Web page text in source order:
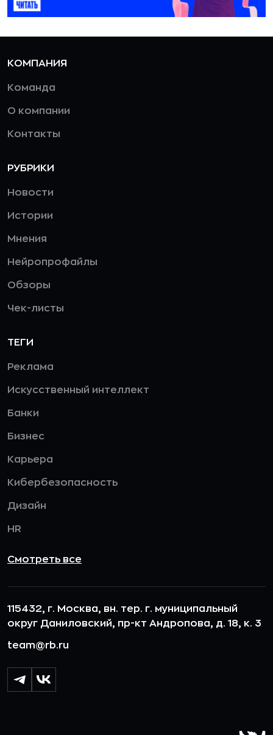
КОМПАНИЯ
Команда
О компании
Контакты
РУБРИКИ
Новости
Истории
Мнения
Нейропрофайлы
Обзоры
Чек-листы
ТЕГИ
Реклама
Искусственный интеллект
Банки
Бизнес
Карьера
Кибербезопасность
Дизайн
HR
Смотреть все
115432, г. Москва, вн. тер. г. муниципальный
округ Даниловский, пр-кт Андропова, д. 18, к. 3
team@rb.ru